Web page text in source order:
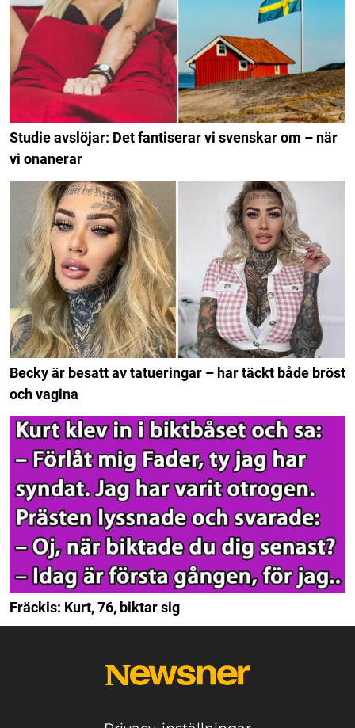
Studie avslöjar: Det fantiserar vi svenskar om – när
vi onanerar
Becky är besatt av tatueringar – har täckt både bröst
och vagina
Fräckis: Kurt, 76, biktar sig